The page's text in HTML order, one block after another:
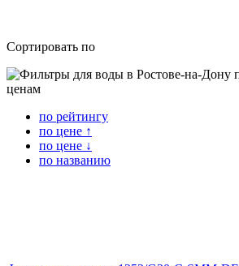
Сортировать по
по рейтингу
по цене ↑
по цене ↓
по названию